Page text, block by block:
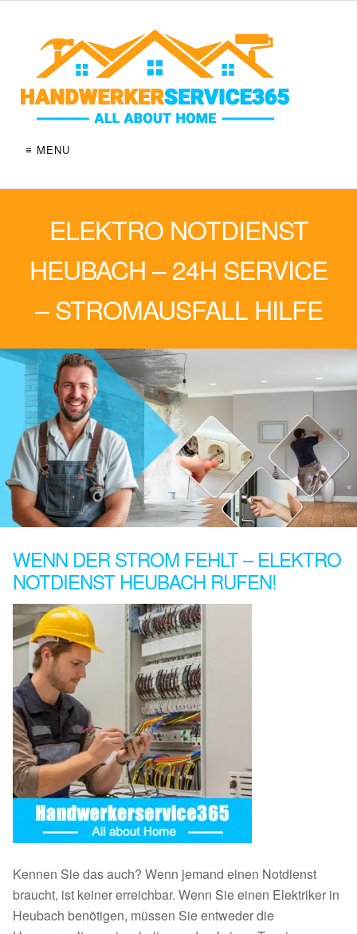
≡ MENU
ELEKTRO NOTDIENST
HEUBACH – 24H SERVICE
– STROMAUSFALL HILFE
WENN DER STROM FEHLT – ELEKTRO
NOTDIENST HEUBACH RUFEN!
Kennen Sie das auch? Wenn jemand einen Notdienst
braucht, ist keiner erreichbar. Wenn Sie einen Elektriker in
Heubach benötigen, müssen Sie entweder die